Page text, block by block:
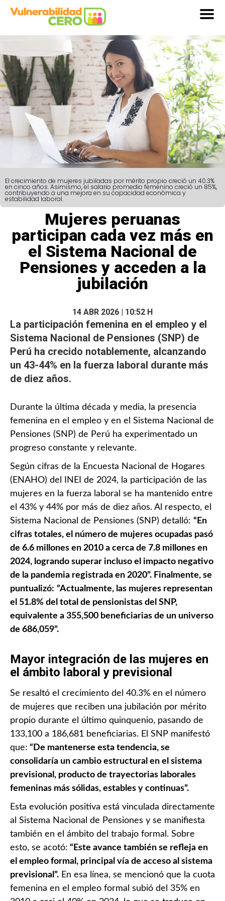
El crecimiento de mujeres jubiladas por mérito propio creció un 40.3%
en cinco años. Asimismo, el salario promedio femenino creció un 85%,
contribuyendo a una mejora en su capacidad económica y
estabilidad laboral.
Mujeres peruanas
participan cada vez más en
el Sistema Nacional de
Pensiones y acceden a la
jubilación
14 ABR 2026 | 10:52 H
La participación femenina en el empleo y el
Sistema Nacional de Pensiones (SNP) de
Perú ha crecido notablemente, alcanzando
un 43-44% en la fuerza laboral durante más
de diez años.
Durante la última década y media, la presencia
femenina en el empleo y en el Sistema Nacional de
Pensiones (SNP) de Perú ha experimentado un
progreso constante y relevante.
Según cifras de la Encuesta Nacional de Hogares
(ENAHO) del INEI de 2024, la participación de las
mujeres en la fuerza laboral se ha mantenido entre
el 43% y 44% por más de diez años. Al respecto, el
Sistema Nacional de Pensiones (SNP) detalló: “En
cifras totales, el número de mujeres ocupadas pasó
de 6.6 millones en 2010 a cerca de 7.8 millones en
2024, logrando superar incluso el impacto negativo
de la pandemia registrada en 2020”. Finalmente, se
puntualizó: “Actualmente, las mujeres representan
el 51.8% del total de pensionistas del SNP,
equivalente a 355,500 beneficiarias de un universo
de 686,059”.
Mayor integración de las mujeres en
el ámbito laboral y previsional
Se resaltó el crecimiento del 40.3% en el número
de mujeres que reciben una jubilación por mérito
propio durante el último quinquenio, pasando de
133,100 a 186,681 beneficiarias. El SNP manifestó
que: “De mantenerse esta tendencia, se
consolidaría un cambio estructural en el sistema
previsional, producto de trayectorias laborales
femeninas más sólidas, estables y continuas”.
Esta evolución positiva está vinculada directamente
al Sistema Nacional de Pensiones y se manifiesta
también en el ámbito del trabajo formal. Sobre
esto, se acotó: “Este avance también se refleja en
el empleo formal, principal vía de acceso al sistema
previsional”. En esa línea, se mencionó que la cuota
femenina en el empleo formal subió del 35% en